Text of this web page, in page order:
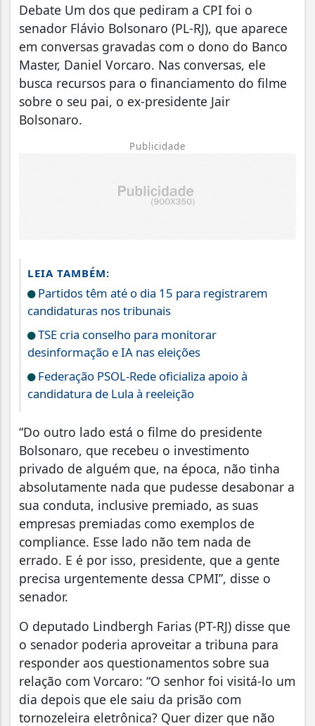
Debate Um dos que pediram a CPI foi o
senador Flávio Bolsonaro (PL-RJ), que aparece
em conversas gravadas com o dono do Banco
Master, Daniel Vorcaro. Nas conversas, ele
busca recursos para o financiamento do filme
sobre o seu pai, o ex-presidente Jair
Bolsonaro.
Publicidade
LEIA TAMBÉM:
Partidos têm até o dia 15 para registrarem
candidaturas nos tribunais
TSE cria conselho para monitorar
desinformação e IA nas eleições
Federação PSOL-Rede oficializa apoio à
candidatura de Lula à reeleição
“Do outro lado está o filme do presidente
Bolsonaro, que recebeu o investimento
privado de alguém que, na época, não tinha
absolutamente nada que pudesse desabonar a
sua conduta, inclusive premiado, as suas
empresas premiadas como exemplos de
compliance. Esse lado não tem nada de
errado. E é por isso, presidente, que a gente
precisa urgentemente dessa CPMI”, disse o
senador.
O deputado Lindbergh Farias (PT-RJ) disse que
o senador poderia aproveitar a tribuna para
responder aos questionamentos sobre sua
relação com Vorcaro: “O senhor foi visitá-lo um
dia depois que ele saiu da prisão com
tornozeleira eletrônica? Quer dizer que não